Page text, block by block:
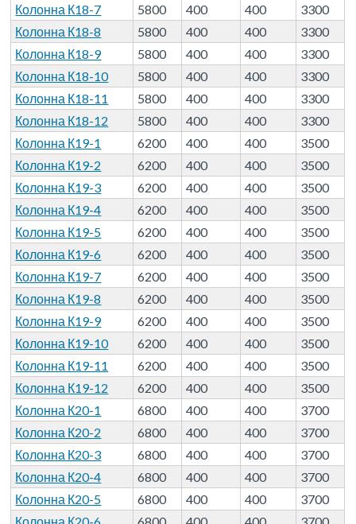
Колонна К18-7
5800 400 400
3300
Колонна К18-8
5800 400 400
3300
Колонна К18-9
5800 400 400
3300
Колонна К18-10
5800 400 400
3300
Колонна К18-11
5800 400 400
3300
Колонна К18-12
5800 400 400
3300
Колонна К19-1
6200 400 400
3500
Колонна К19-2
6200 400 400
3500
Колонна К19-3
6200 400 400
3500
Колонна К19-4
6200 400 400
3500
Колонна К19-5
6200 400 400
3500
Колонна К19-6
6200 400 400
3500
Колонна К19-7
6200 400 400
3500
Колонна К19-8
6200 400 400
3500
Колонна К19-9
6200 400 400
3500
Колонна К19-10
6200 400 400
3500
Колонна К19-11
6200 400 400
3500
Колонна К19-12
6200 400 400
3500
Колонна К20-1
6800 400 400
3700
Колонна К20-2
6800 400 400
3700
Колонна К20-3
6800 400 400
3700
Колонна К20-4
6800 400 400
3700
Колонна К20-5
6800 400 400
3700